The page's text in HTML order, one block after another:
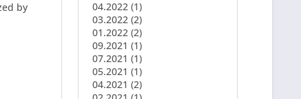
04.2022 (1)
03.2022 (2)
01.2022 (2)
09.2021 (1)
07.2021 (1)
05.2021 (1)
04.2021 (2)
by